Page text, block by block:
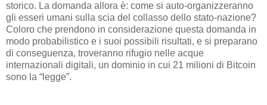
storico. La domanda allora è: come si auto-organizzeranno
gli esseri umani sulla scia del collasso dello stato-nazione?
Coloro che prendono in considerazione questa domanda in
modo probabilistico e i suoi possibili risultati, e si preparano
di conseguenza, troveranno rifugio nelle acque
internazionali digitali, un dominio in cui 21 milioni di Bitcoin
sono la “legge”.